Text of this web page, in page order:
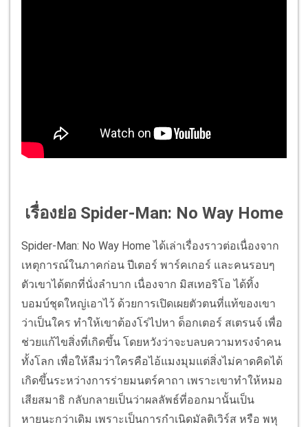
เรื่องย่อ Spider-Man: No Way Home
Spider-Man: No Way Home ได้เล่าเรื่องราวต่อเนื่องจาก
เหตุการณ์ในภาคก่อน ปีเตอร์ พาร์คเกอร์ และคนรอบๆ
ตัวเขาได้ตกที่นั่งลำบาก เนื่องจาก มิสเทอริโอ ได้ทิ้ง
บอมบ์ชุดใหญ่เอาไว้ ด้วยการเปิดเผยตัวตนที่แท้ของเขา
ว่าเป็นใคร ทำให้เขาต้องโร่ไปหา ด็อกเตอร์ สเตรนจ์ เพื่อ
ช่วยแก้ไขสิ่งที่เกิดขึ้น โดยหวังว่าจะบลบความทรงจำคน
ทั้งโลก เพื่อให้ลืมว่าใครคือไอ้แมงมุมแต่สิ่งไม่คาดคิดได้
เกิดขึ้นระหว่างการร่ายมนตร์คาถา เพราะเขาทำให้หมอ
เสียสมาธิ กลับกลายเป็นว่าผลลัพธ์ที่ออกมานั้นเป็น
หายนะกว่าเดิม เพราะเป็นการกำเนิดมัลติเวิร์ส หรือ พหุ